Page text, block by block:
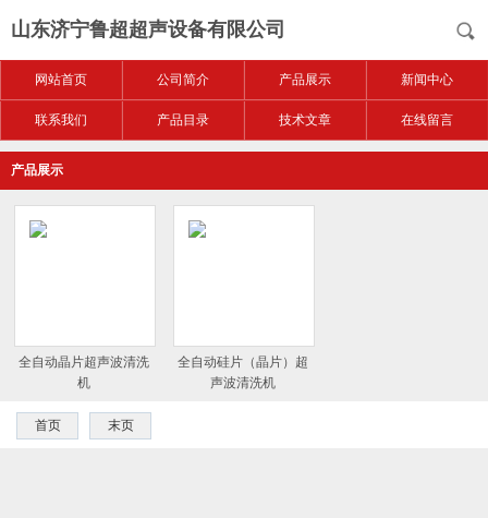
山东济宁鲁超超声设备有限公司
网站首页 公司简介 产品展示 新闻中心
联系我们 产品目录 技术文章 在线留言
产品展示
全自动晶片超声波清洗
机
全自动硅片（晶片）超
声波清洗机
首页 末页